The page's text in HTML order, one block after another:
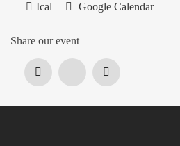
Ical
Google Calendar
Share our event